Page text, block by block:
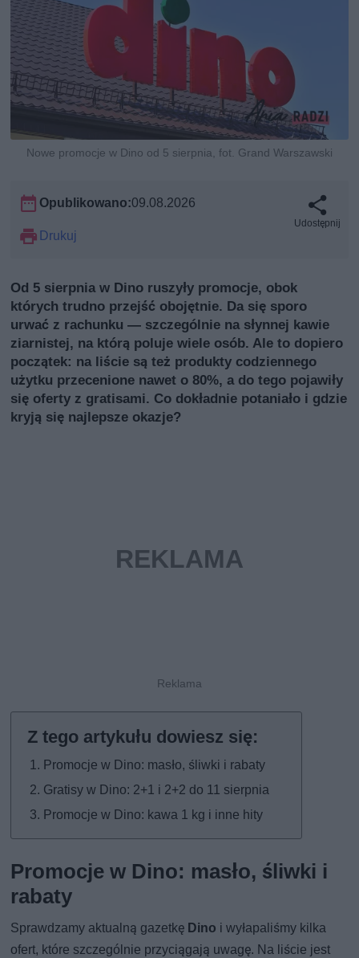
Nowe promocje w Dino od 5 sierpnia, fot. Grand Warszawski
Opublikowano:09.08.2026
Drukuj
Udostępnij
Od 5 sierpnia w Dino ruszyły promocje, obok
których trudno przejść obojętnie. Da się sporo
urwać z rachunku — szczególnie na słynnej kawie
ziarnistej, na którą poluje wiele osób. Ale to dopiero
początek: na liście są też produkty codziennego
użytku przecenione nawet o 80%, a do tego pojawiły
się oferty z gratisami. Co dokładnie potaniało i gdzie
kryją się najlepsze okazje?
Promocje w Dino: masło, śliwki i rabaty
Gratisy w Dino: 2+1 i 2+2 do 11 sierpnia
Promocje w Dino: kawa 1 kg i inne hity
Promocje w Dino: masło, śliwki i
rabaty
Sprawdzamy aktualną gazetkę Dino i wyłapaliśmy kilka
ofert, które szczególnie przyciągają uwagę. Na liście jest